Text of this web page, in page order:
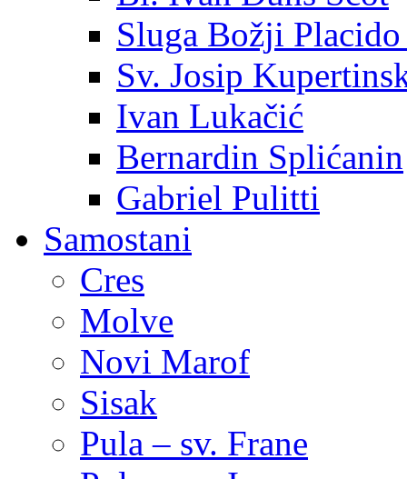
Sluga Božji Placido
Sv. Josip
Ivan Lukačić
Bernardin Splićanin
Gabriel Pulitti
Samostani
Cres
Molve
Novi Marof
Sisak
Pula – sv. Frane